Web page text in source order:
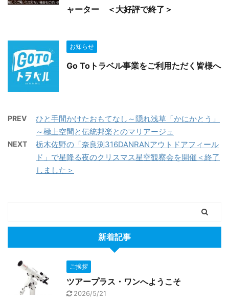
ャーター ＜大好評で終了＞
お知らせ
Go Toトラベル事業をご利用ただく皆様へ
PREV
ひと手間かけたおもてなし～隠れ浅草「かにかとう」
～極上空間と伝統邦楽とのマリアージュ
NEXT
栃木佐野の「奈良渕316DANRANアウトドアフィール
ド」で星降る夜のクリスマス星空観察会を開催＜終了
しました＞
新着記事
ご挨拶
ツアープラス・ワンへようこそ
2026/5/21